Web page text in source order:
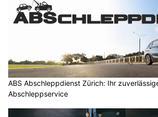
ABS Abschleppdienst Zürich: Ihr
Abschleppservice